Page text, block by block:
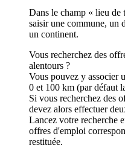
Dans le champ « lieu de
saisir une commune, un
un continent.
Vous recherchez des
alentours ?
Vous pouvez y associer
0 et 100 km (par défaut
Si vous recherchez des
devez alors effectuer
Lancez votre recherche
offres d'emploi
restituée.